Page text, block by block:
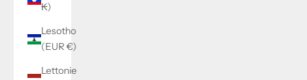
₭)
Lesotho
(EUR €)
Lettonie